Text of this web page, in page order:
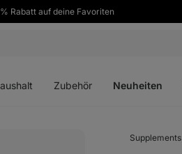
Rabatt auf deine Favoriten
Zubehör Neuheiten
Supplements